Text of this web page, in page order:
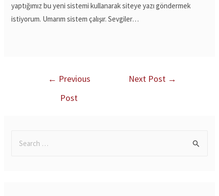
yaptığımız bu yeni sistemi kullanarak siteye yazı göndermek
istiyorum. Umarım sistem çalışır. Sevgiler…
← Previous
Post
Next Post →